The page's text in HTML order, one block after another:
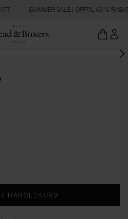
SUMMER SALE | OPPTIL 60 %
I HANDLEKURV